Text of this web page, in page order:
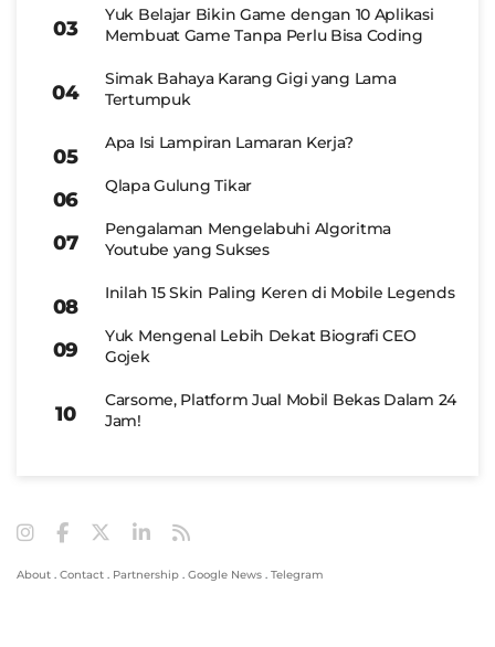
Yuk Belajar Bikin Game dengan 10 Aplikasi
Membuat Game Tanpa Perlu Bisa Coding
Simak Bahaya Karang Gigi yang Lama
Tertumpuk
Apa Isi Lampiran Lamaran Kerja?
Qlapa Gulung Tikar
Pengalaman Mengelabuhi Algoritma
Youtube yang Sukses
Inilah 15 Skin Paling Keren di Mobile Legends
Yuk Mengenal Lebih Dekat Biografi CEO
Gojek
Carsome, Platform Jual Mobil Bekas Dalam 24
Jam!
About . Contact . Partnership . Google News . Telegram